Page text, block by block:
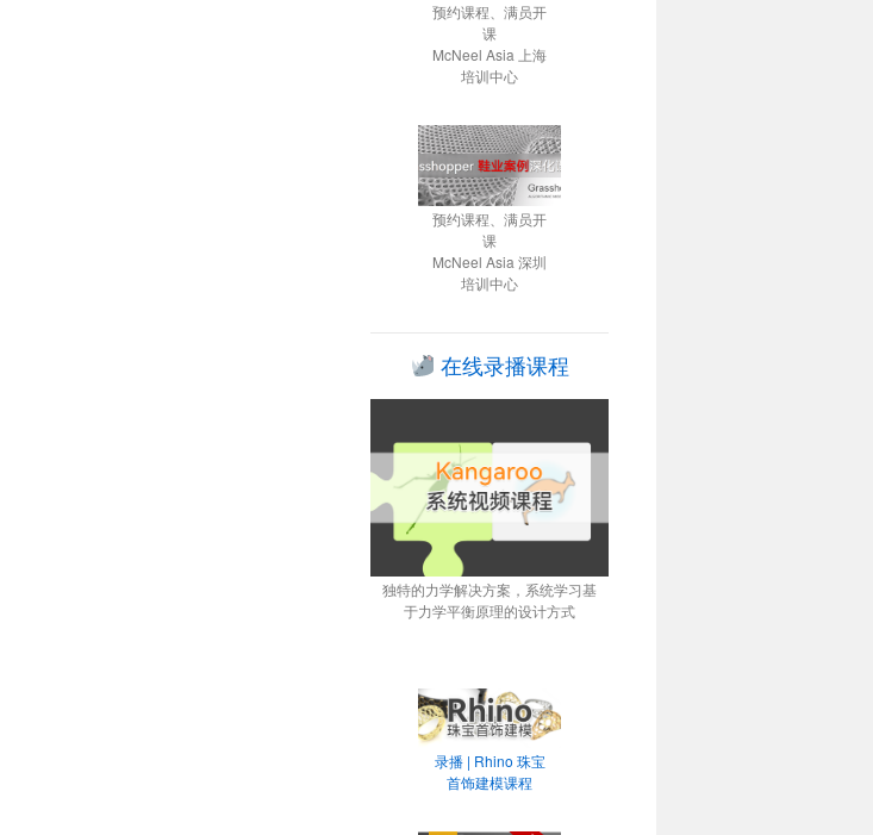
预约课程、满员开
课
McNeel Asia 上海
培训中心
预约课程、满员开
课
McNeel Asia 深圳
培训中心
在线录播课程
独特的力学解决方案，系统学习基
于力学平衡原理的设计方式
录播 | Rhino 珠宝
首饰建模课程